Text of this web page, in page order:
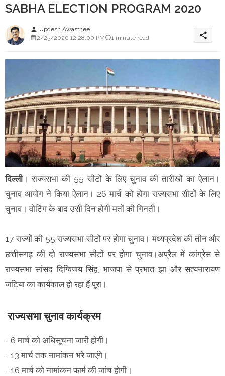
SABHA ELECTION PROGRAM 2020
person Updesh Awasthee
2/25/2020 12:28:00 PM
1 minute read share
दिल्ली। राज्यसभा की 55 सीटों के लिए चुनाव की तारीखों का ऐलान।
चुनाव आयोग ने किया ऐलान। 26 मार्च को होगा राज्यसभा सीटों के लिए
चुनाव। वोटिंग के बाद उसी दिन होगी मतों की गिनती।
17 राज्यों की 55 राज्यसभा सीटों पर होगा चुनाव। मध्यप्रदेश की तीन और
छत्तीसगढ़ की दो राज्यसभा सीटों पर होगा चुनाव।अप्रैल में कांग्रेस से
राज्यसभा सांसद दिग्विजय सिंह, भाजपा से प्रभात झा और सत्यनारायण
जटिया का कार्यकाल हो रहा हैं पूरा।
राज्यसभा चुनाव कार्यक्रम
- 6 मार्च को अधिसूचना जारी होगी।
- 13 मार्च तक नामांकन भरे जाएंगे।
- 16 मार्च को नामांकन फार्म की जांच होगी।